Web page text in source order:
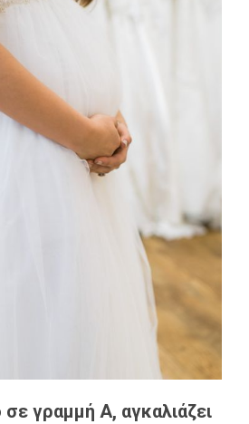
γραμμή Α, αγκαλιάζει